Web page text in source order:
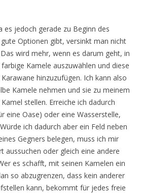
es jedoch gerade zu Beginn des
Optionen gibt, versinkt man nicht
wird mehr, wenn es darum geht, in
Kamele auszuwählen und diese
hinzuzufügen. Ich kann also
Kamele nehmen und sie zu meinem
stellen. Erreiche ich dadurch
eine Oase) oder eine Wasserstelle,
ich dadurch aber ein Feld neben
Gegners belegen, muss ich mir
aussuchen oder gleich eine andere
es schafft, mit seinen Kamelen ein
so abzugrenzen, dass kein anderer
kann, bekommt für jedes freie